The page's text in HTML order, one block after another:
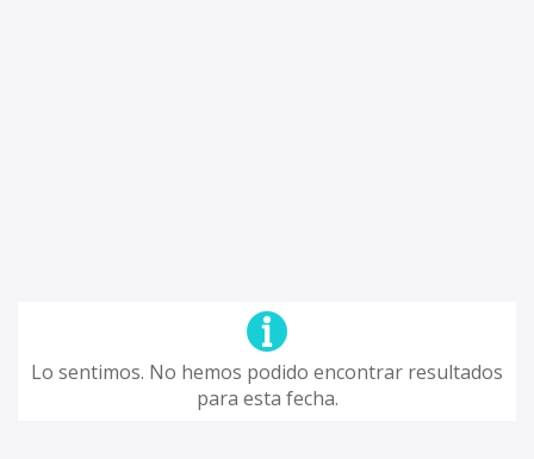
Lo sentimos. No hemos podido encontrar resultados
para esta fecha.